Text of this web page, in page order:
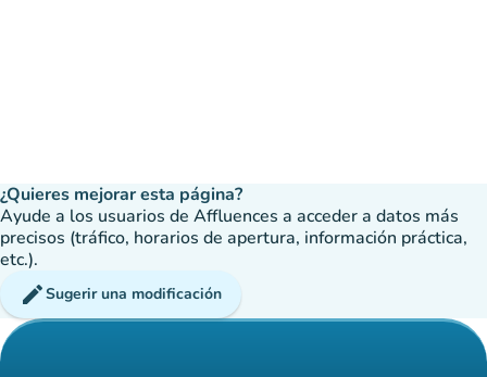
¿Quieres mejorar esta página?
Ayude a los usuarios de Affluences a acceder a datos más
precisos (tráfico, horarios de apertura, información práctica,
etc.).
editSugerir una modificación